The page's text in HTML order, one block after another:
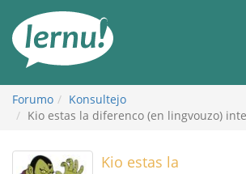
enhavo
Forumo
Konsultejo
Kio estas la diferenco (en lingvouzo)
Kio estas la